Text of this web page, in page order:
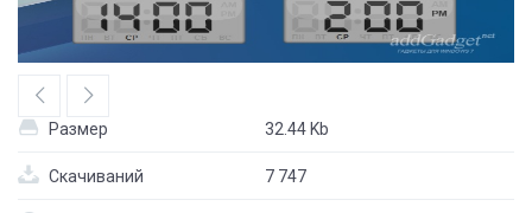
Размер 32.44 Kb
Скачиваний 7 747